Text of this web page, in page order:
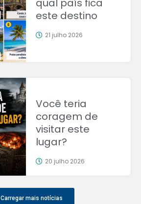
qual país fica
este destino
21 julho 2026
Você teria
coragem de
visitar este
lugar?
20 julho 2026
Carregar mais notícias